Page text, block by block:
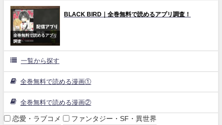
全巻無料で読めるアプリ
調査
BLACK BIRD｜全巻無料で読めるアプリ調査！
一覧から探す
全巻無料で読める漫画①
全巻無料で読める漫画②
恋愛・ラブコメ ファンタジー・SF・異世界